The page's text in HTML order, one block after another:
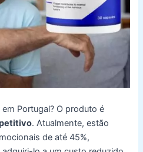
Portugal? O produto é
. Atualmente, estão
de até 45%,